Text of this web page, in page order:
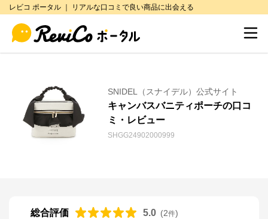
レビコ ポータル ｜ リアルな口コミで良い商品に出会える
SNIDEL（スナイデル）公式サイト
キャンバスバニティポーチの口コ
ミ・レビュー
SHGG24902000999
総合評価 5.0 (2件)